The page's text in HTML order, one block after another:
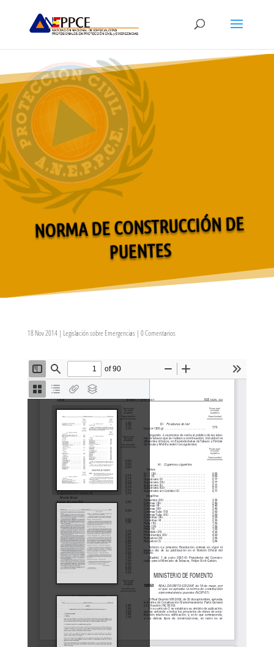
NORMA DE CONSTRUCCIÓN DE
PUENTES
18 Nov 2014| Legislación sobre Emergencias| 0 Comentarios